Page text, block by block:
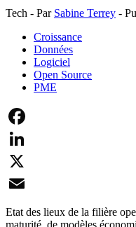
Tech - Par Sabine Terrey -
Croissance
Données
Logiciel
Open Source
PME
Facebook
LinkedIn
X
Email
Etat des lieux de la filière
maturité, de modèles